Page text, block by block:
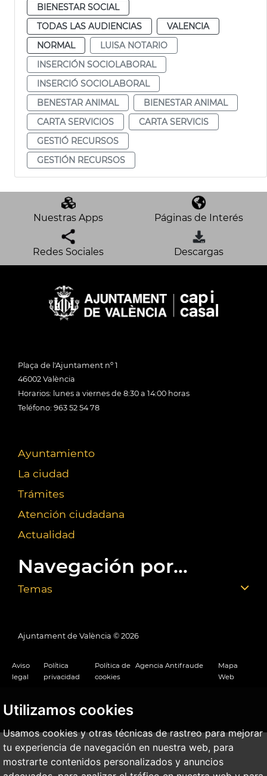
Utilizamos cookies
Usamos cookies y otras técnicas de rastreo para mejorar
tu experiencia de navegación en nuestra web, para
mostrarte contenidos personalizados y anuncios
BIENESTAR SOCIAL
TODAS LAS AUDIENCIAS
VALENCIA
NORMAL
LUISA NOTARIO
INSERCIÓN SOCIOLABORAL
INSERCIÓ SOCIOLABORAL
BENESTAR ANIMAL
BIENESTAR ANIMAL
CARTA SERVICIOS
CARTA SERVICIS
GESTIÓ RECURSOS
GESTIÓN RECURSOS
Nuestras Apps Páginas de Interés
Redes Sociales Descargas
Plaça de l'Ajuntament nº 1
46002 València
Horarios: lunes a viernes de 8:30 a 14:00 horas
Teléfono: 963 52 54 78
Ayuntamiento
La ciudad
Trámites
Atención ciudadana
Actualidad
Navegación por...
Temas
Ajuntament de València © 2026
Aviso
legal
Política
privacidad
Política de
cookies
Agencia Antifraude
Mapa
Web